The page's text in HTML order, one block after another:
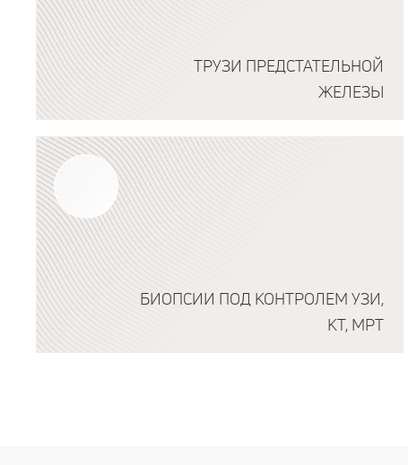
ТРУЗИ ПРЕДСТАТЕЛЬНОЙ
ЖЕЛЕЗЫ
Подробнее о программе
БИОПСИИ ПОД КОНТРОЛЕМ УЗИ,
КТ, МРТ